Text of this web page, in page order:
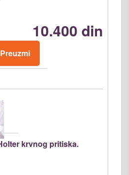
10.400 din
Preuzmi
krvnog pritiska.